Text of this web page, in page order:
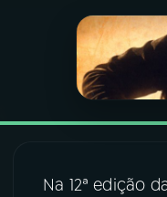
PROGRAMAÇÃO
Na 12ª edição